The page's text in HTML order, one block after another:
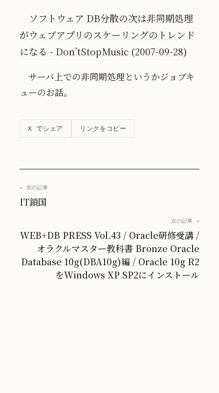
ソフトウェア DB分散の次は非同期処理
がウェブアプリのスケーリングのトレンド
になる - Don’tStopMusic (2007-09-28)
サーバ上での非同期処理というかジョブキ
ューのお話。
X でシェア リンクをコピー
← 前の記事
IT鎖国
次の記事 →
WEB+DB PRESS Vol.43 / Oracle研修受講 /
オラクルマスター教科書 Bronze Oracle
Database 10g(DBA10g)編 / Oracle 10g R2
をWindows XP SP2にインストール